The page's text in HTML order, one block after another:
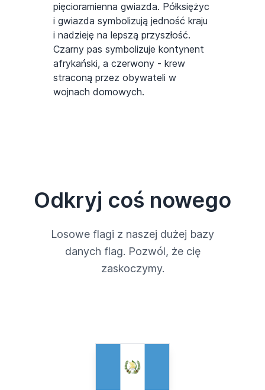
pięcioramienna gwiazda. Półksiężyc
i gwiazda symbolizują jedność kraju
i nadzieję na lepszą przyszłość.
Czarny pas symbolizuje kontynent
afrykański, a czerwony - krew
straconą przez obywateli w
wojnach domowych.
Odkryj coś nowego
Losowe flagi z naszej dużej bazy
danych flag. Pozwól, że cię
zaskoczymy.